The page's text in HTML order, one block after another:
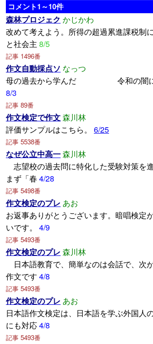
コメント1～10件
森林プロジェク かじかわ
改めて考えよう。所得の超過累進課税制
と社会主 8/5
記事 1496番
作文自動採点ソ なっつ
母の過去から学んだ 令和の闇に
8/3
記事 89番
作文検定で作文森川林
評価サンプルはこちら。 6/25
記事 5538番
なぜ公立中高一森川林
志望校の過去問に特化した受験対策を進
まず「春 4/28
記事 5498番
作文検定のプレ あお
お返事ありがとうございます。暗唱検定
いです。
4/9
記事 5493番
作文検定のプレ 森川林
日本語教育で、簡単なのは会話で、次
作文です 4/8
記事 5493番
作文検定のプレ あお
日本語作文検定は、日本語を学ぶ外国人
にも対応4/8
記事 5493番